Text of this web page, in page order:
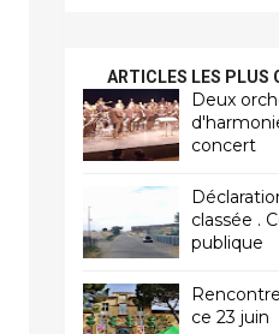
ARTICLES LES PLUS
Deux
concert
classée .
publique
ce 23 juin